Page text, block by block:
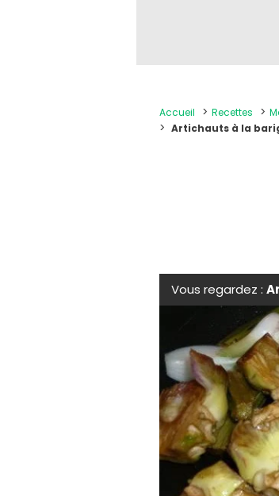
Accueil Recettes
Artichauts à la
Vous regardez :